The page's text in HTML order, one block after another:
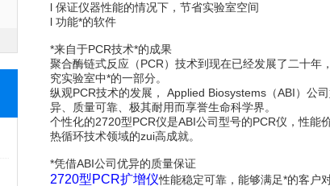
l 保证仪器性能的情况下，节省实验室空间
l 功能*的软件
*来自于PCR技术*的成果
聚合酶链式反应（PCR）技术到现在已经发展了二十
究实验室中*的一部分。
纵观PCR技术的发展， Applied Biosystems（ABI）公
异、质量可靠、极其耐用而享誉生命科学界。
个性化的2720型PCR仪是ABI公司型号的PCR仪，性能
热循环技术领域的zui高成就。
*凭借ABI公司优异的质量保证
2720型PCR扩增仪性能稳定可靠，能够满足*的客户